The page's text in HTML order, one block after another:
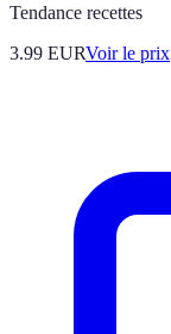
Tendance recettes
3.99 EURVoir le prix